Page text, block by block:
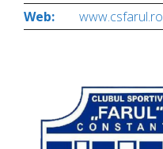
Web:
www.csfarul.ro